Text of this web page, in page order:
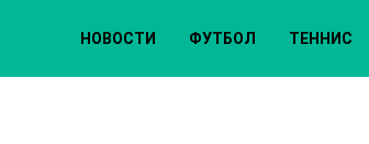
НОВОСТИ ФУТБОЛ ТЕННИС